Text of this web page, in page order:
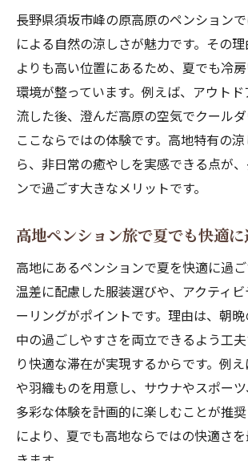
報
ペンションで味わう開放的な
し
峰の原高原で過ごす非日常のペン
ペンションで叶える峰の原高
日
高原の自然に包まれるペンシ
力
リフレッシュに最適な高原ペ
介
ペンションで体験できる四季
峰の原高原のペンションが選
スポーツ合宿にも最適な標高
ペンションがスポーツ合宿に
標高1500mのペンションで合
る
長野県須坂市峰の原高原のペンション
による自然の涼しさが魅力です。その
よりも高い位置にあるため、夏でも冷
環境が整っています。例えば、アウト
流した後、澄んだ高原の空気でクール
ここならではの体験です。高地特有の
ら、非日常の癒やしを実感できる点が
ンで過ごす大きなメリットです。
高地ペンション旅で夏でも快適
高地にあるペンションで夏を快適に過
温差に配慮した服装選びや、アクティ
ーリングがポイントです。理由は、朝
中の過ごしやすさを両立できるよう工
り快適な滞在が実現するからです。例
や羽織ものを用意し、サウナやスポー
多彩な体験を計画的に楽しむことが推
により、夏でも高地ならではの快適さ